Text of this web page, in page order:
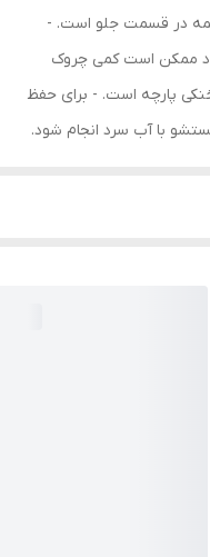
در قسمت جلو است. -
ممکن است کمی چروک
پارچه است. - برای حفظ
با آب سرد انجام شود.